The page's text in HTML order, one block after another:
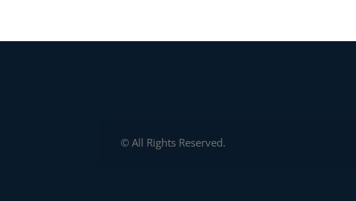
© All Rights Reserved.